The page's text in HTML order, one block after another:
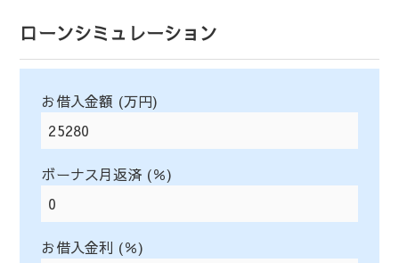
ローンシミュレーション
お借入金額 (万円)
ボーナス月返済 (％)
お借入金利 (％)